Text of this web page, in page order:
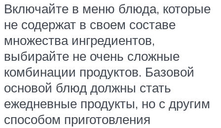
Включайте в меню блюда, которые
не содержат в своем составе
множества ингредиентов,
выбирайте не очень сложные
комбинации продуктов. Базовой
основой блюд должны стать
ежедневные продукты, но с другим
способом приготовления